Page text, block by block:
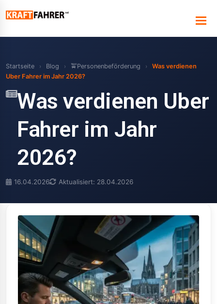
Startseite › Blog › 🚖Personenbeförderung ›
Was verdienen
Uber Fahrer im Jahr 2026?
Was verdienen Uber
Fahrer im Jahr
2026?
16.04.2026 Aktualisiert: 28.04.2026